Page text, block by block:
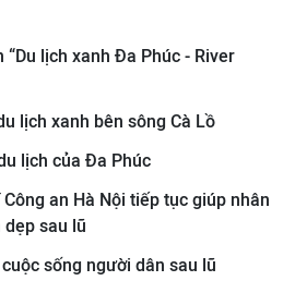
lịch xanh Đa Phúc - River
lịch xanh bên sông Cà Lồ
lịch của Đa Phúc
an Hà Nội tiếp tục giúp nhân
sau lũ
sống người dân sau lũ